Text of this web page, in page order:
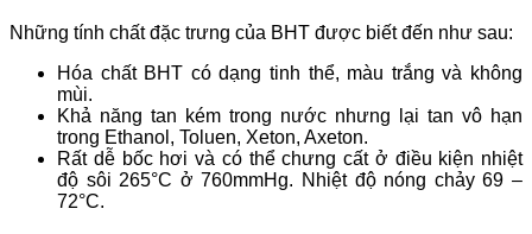
Những tính chất đặc trưng của BHT được biết đến như sau:
Hóa chất BHT có dạng tinh thể, màu trắng và không
mùi.
Khả năng tan kém trong nước nhưng lại tan vô hạn
trong Ethanol, Toluen, Xeton, Axeton.
Rất dễ bốc hơi và có thể chưng cất ở điều kiện nhiệt
độ sôi 265°C ở 760mmHg. Nhiệt độ nóng chảy 69 –
72°C.